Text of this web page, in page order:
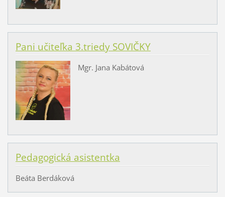
Pani učiteľka 3.triedy SOVIČKY
Mgr. Jana Kabátová
Pedagogická asistentka
Beáta Berdáková